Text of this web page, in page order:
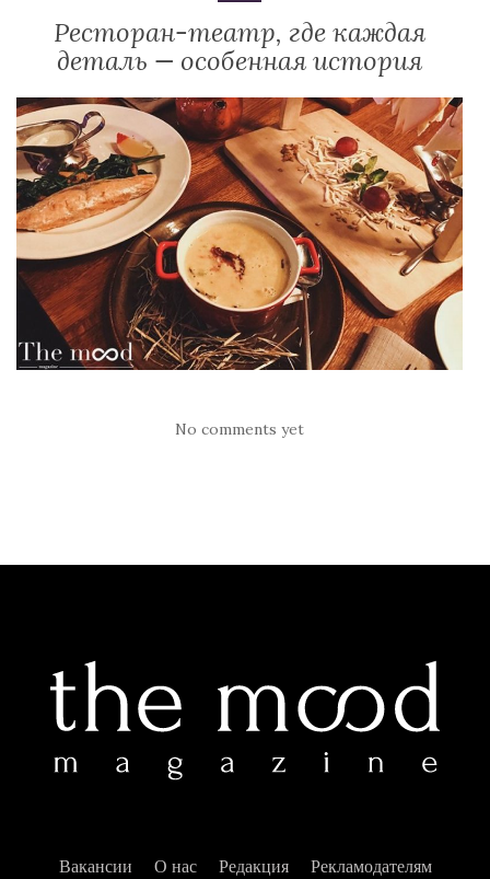
Ресторан-театр, где каждая
деталь — особенная история
No comments yet
Вакансии Рекламодателям
Редакция
О нас